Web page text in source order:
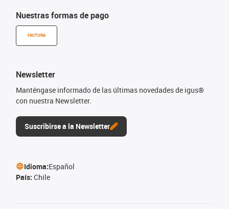
Nuestras formas de pago
FACTURA
Newsletter
Manténgase informado de las últimas novedades de igus®
con nuestra Newsletter.
Suscribirse a la Newsletter
Idioma:Español
País: Chile